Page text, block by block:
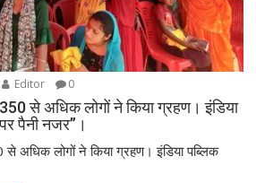
Editor 0
से अधिक लोगों ने किया ग्रहण। इंडिया
पैनी नजर”।
अधिक लोगों ने किया ग्रहण। इंडिया पब्लिक